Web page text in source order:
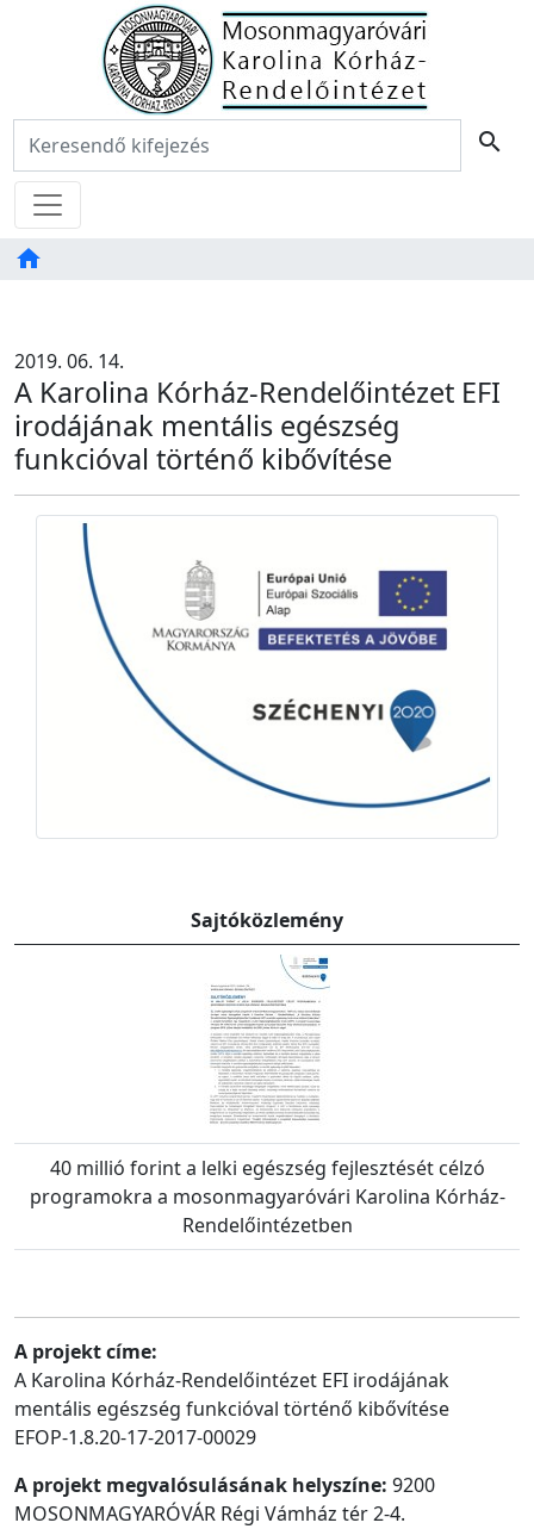
Főoldal
Keresés: search
Menü
home
TAB
2019. 06. 14.
A Karolina Kórház-Rendelőintézet EFI
irodájának mentális egészség
funkcióval történő kibővítése
Sajtóközlemény
40 millió forint a lelki egészség fejlesztését célzó
programokra a mosonmagyaróvári Karolina Kórház-
Rendelőintézetben
A projekt címe:
A Karolina Kórház-Rendelőintézet EFI irodájának
mentális egészség funkcióval történő kibővítése
EFOP-1.8.20-17-2017-00029
A projekt megvalósulásának helyszíne: 9200
MOSONMAGYARÓVÁR Régi Vámház tér 2-4.